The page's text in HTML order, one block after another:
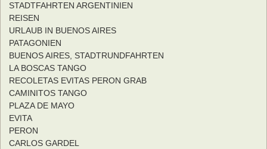
STADTFAHRTEN ARGENTINIEN
REISEN
URLAUB IN BUENOS AIRES
PATAGONIEN
BUENOS AIRES, STADTRUNDFAHRTEN
LA BOSCAS TANGO
RECOLETAS EVITAS PERON GRAB
CAMINITOS TANGO
PLAZA DE MAYO
EVITA
PERON
CARLOS GARDEL